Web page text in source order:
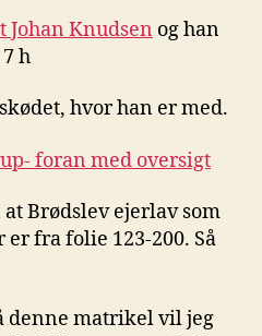
Johan Knudsen og han
h
hvor han er med.
foran med oversigt
Brødslev ejerlav som
fra folie 123-200. Så
denne matrikel vil jeg